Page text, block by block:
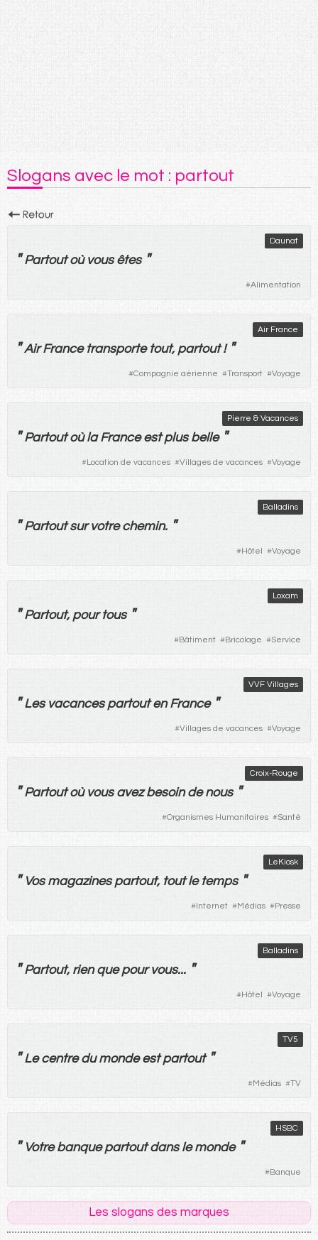
Slogans avec le mot : partout
Daunat
" Partout où vous êtes "
#Alimentation
Air France
"Air France transporte tout, partout! "
#Compagnie aérienne #Transport #Voyage
Pierre & Vacances
" Partout où la France est plus belle "
#Location de vacances #Villages de vacances #Voyage
Balladins
" Partout sur votre chemin. "
#Hôtel #Voyage
Loxam
" Partout, pour tous "
#Bâtiment #Bricolage #Service
VVF Villages
" Les vacances partout en France "
#Villages de vacances #Voyage
Croix-Rouge
" Partout où vous avez besoin de nous "
#Organismes Humanitaires #Santé
LeKiosk
" Vos magazines partout, tout le temps "
#Internet #Médias #Presse
Balladins
" Partout, rien que pour vous... "
#Hôtel #Voyage
TV5
" Le centre du monde est partout "
#Médias #TV
HSBC
" Votre banque partout dans le monde "
#Banque
Les slogans des marques